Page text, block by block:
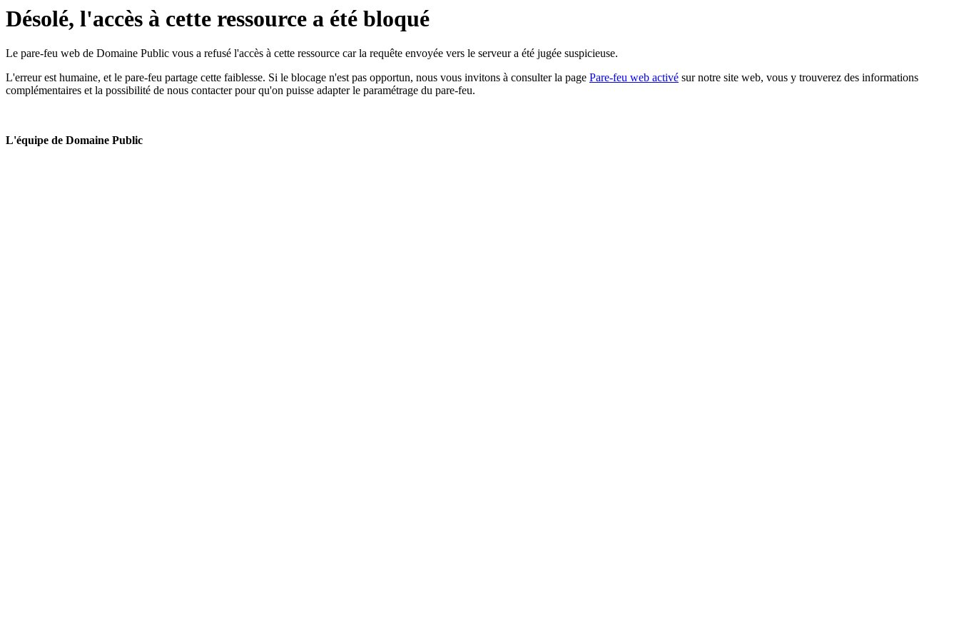
Désolé, l'accès à cette ressource a été bloqué
Le pare-feu web de Domaine Public vous a refusé l'accès à cette ressource car la requête envoyée vers le serveur a été jugée suspicieuse.
L'erreur est humaine, et le pare-feu partage cette faiblesse. Si le blocage n'est pas opportun, nous vous invitons à consulter la page Pare-feu web activé sur notre site web, vous y trouverez des informations
complémentaires et la possibilité de nous contacter pour qu'on puisse adapter le paramétrage du pare-feu.
L'équipe de Domaine Public